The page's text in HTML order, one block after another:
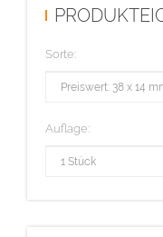
Sorte:
Auflage: